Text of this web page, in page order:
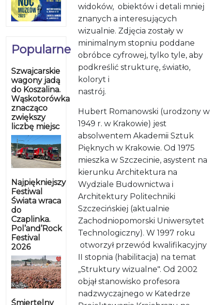
Popularne
Szwajcarskie
wagony jadą
do Koszalina.
Wąskotorówka
znacząco
zwiększy
liczbę miejsc
Najpiękniejszy
Festiwal
Świata wraca
do
Czaplinka.
Pol’and’Rock
Festival
2026
Śmiertelny
widoków, obiektów i detali mniej
znanych a interesujących
wizualnie. Zdjęcia zostały w
minimalnym stopniu poddane
obróbce cyfrowej, tylko tyle, aby
podkreślić strukturę, światło,
koloryt i
nastrój.
Hubert Romanowski (urodzony w
1949 r. w Krakowie) jest
absolwentem Akademii Sztuk
Pięknych w Krakowie. Od 1975
mieszka w Szczecinie, asystent na
kierunku Architektura na
Wydziale Budownictwa i
Architektury Politechniki
Szczecińskiej (aktualnie
Zachodniopomorski Uniwersytet
Technologiczny). W 1997 roku
otworzył przewód kwalifikacyjny
II stopnia (habilitacja) na temat
„Struktury wizualne". Od 2002
objął stanowisko profesora
nadzwyczajnego w Katedrze